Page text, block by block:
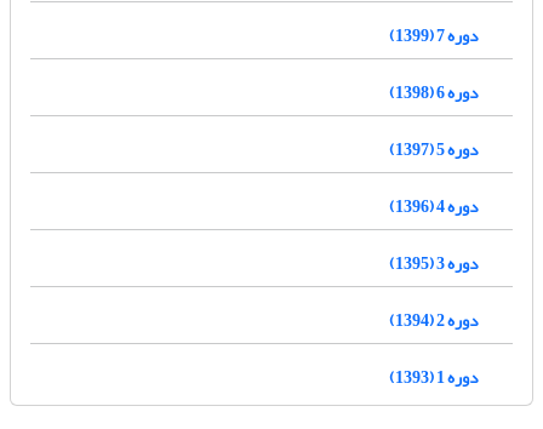
دوره 7 (1399)
دوره 6 (1398)
دوره 5 (1397)
دوره 4 (1396)
دوره 3 (1395)
دوره 2 (1394)
دوره 1 (1393)